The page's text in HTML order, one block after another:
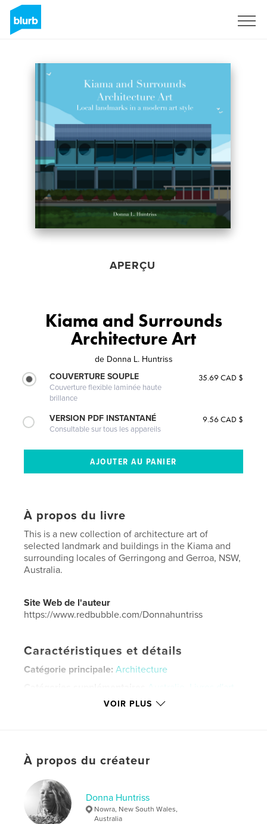
APERÇU
Kiama and Surrounds
Architecture Art
de Donna L. Huntriss
COUVERTURE SOUPLE
Couverture flexible laminée haute
brillance
35.69 CAD $
VERSION PDF INSTANTANÉ
Consultable sur tous les appareils
9.56 CAD $
À propos du livre
This is a new collection of architecture art of
selected landmark and buildings in the Kiama and
surrounding locales of Gerringong and Gerroa, NSW,
Australia.
Site Web de l'auteur
https://www.redbubble.com/Donnahuntriss
Caractéristiques et détails
Catégorie principale: Architecture
Australie
Livres d'art
et de photographie
Couverture souple: 9798880514205
Date de publication:
LangueEnglish
Mots-clés
VOIR PLUS
À propos du créateur
Donna Huntriss
Nowra, New South Wales,
Australia